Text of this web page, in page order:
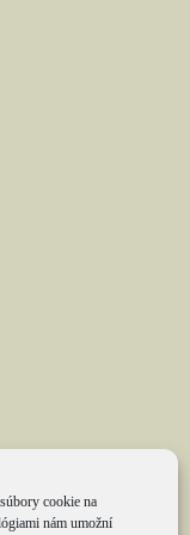
cookie na
nám umožní